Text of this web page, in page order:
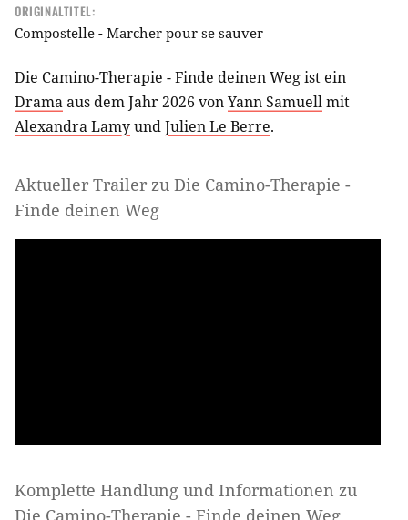
ORIGINALTITEL:
Compostelle - Marcher pour se sauver
Die Camino-Therapie - Finde deinen Weg ist ein
Dramaaus dem Jahr 2026 vonYann Samuellmit
Alexandra LamyundJulien Le Berre.
Aktueller Trailer zu Die Camino-Therapie -
Finde deinen Weg
Komplette Handlung und Informationen zu
Die Camino-Therapie - Finde deinen Weg